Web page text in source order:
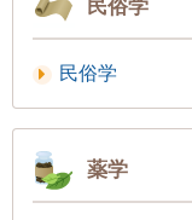
民俗学
民俗学
薬学